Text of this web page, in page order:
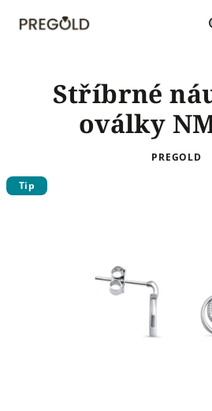
Stříbrné
oválky
PREGOLD
Tip